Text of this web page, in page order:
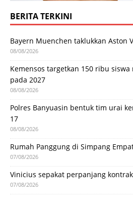
BERITA TERKINI
Bayern Muenchen taklukkan Aston
08/08/2026
Kemensos targetkan 150 ribu siswa
pada 2027
08/08/2026
Polres Banyuasin bentuk tim urai
17
08/08/2026
Rumah Panggung di Simpang
07/08/2026
Vinicius sepakat perpanjang
07/08/2026